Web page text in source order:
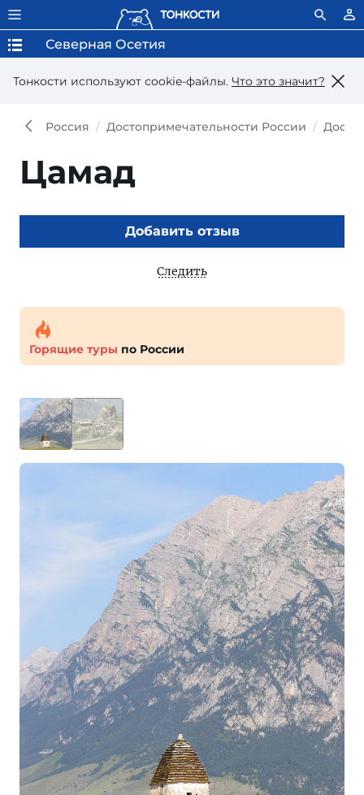
Тонкости используют сookie-файлы. Что это значит?
Северная Осетия
Россия Достопримечательности России
Цамад
Добавить отзыв
Следить
Горящие туры по России